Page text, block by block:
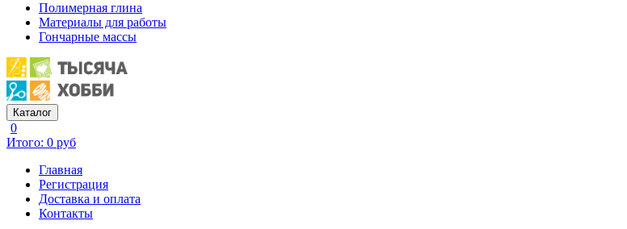
Полимерная глина
Материалы для работы
Гончарные массы
Каталог
0
Итого: 0 руб
Главная
Регистрация
Доставка и оплата
Контакты